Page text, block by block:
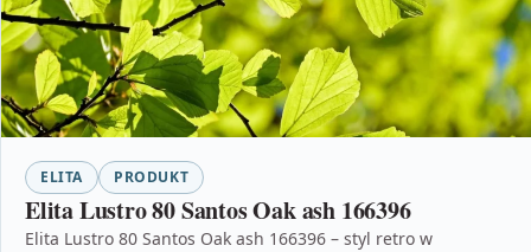
ELITA PRODUKT
Elita Lustro 80 Santos Oak ash 166396
Elita Lustro 80 Santos Oak ash 166396 – styl retro w